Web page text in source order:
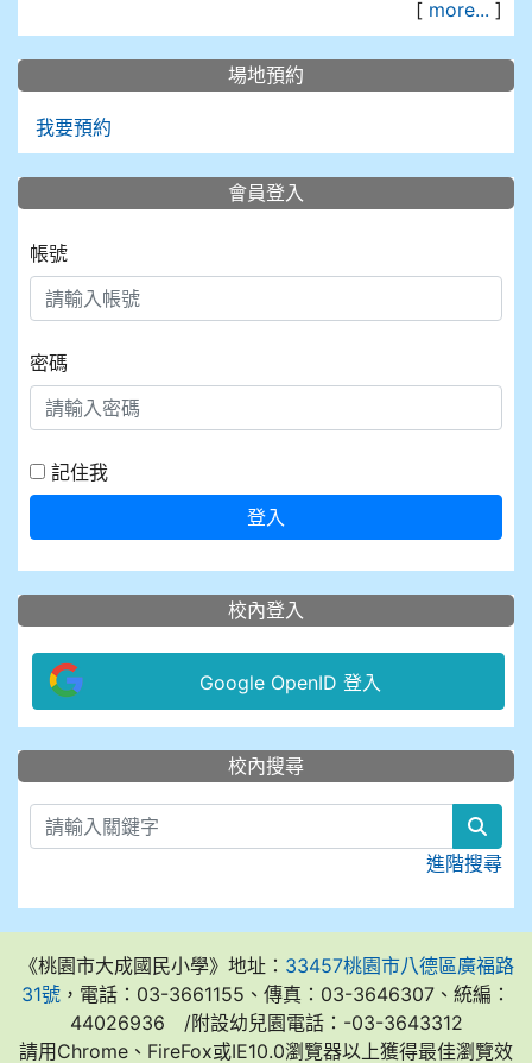
[ more... ]
場地預約
我要預約
會員登入
帳號
密碼
記住我
登入
校內登入
Google OpenID 登入
::: 校內搜尋
進階搜尋
《桃園市大成國民小學》地址： 33457桃園市八德區廣福路
31號 ，電話：03-3661155、傳真：03-3646307、統編：
44026936 /附設幼兒園電話：-03-3643312
請用Chrome、FireFox或IE10.0瀏覽器以上獲得最佳瀏覽效